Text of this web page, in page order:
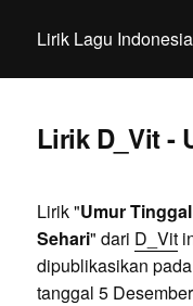
Lirik Lagu Indonesia
Lirik D_Vit -
Lirik "Umur Tinggal
Sehari" dari D_Vit
dipublikasikan pada
tanggal 5 Desember